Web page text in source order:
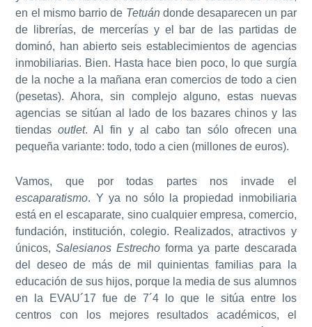
en el mismo barrio de Tetuándonde desaparecen un par
de librerías, de mercerías y el bar de las partidas de
dominó, han abierto seis establecimientos de agencias
inmobiliarias. Bien. Hasta hace bien poco, lo que surgía
de la noche a la mañana eran comercios de todo a cien
(pesetas). Ahora, sin complejo alguno, estas nuevas
agencias se sitúan al lado de los bazares chinos y las
tiendasoutlet. Al fin y al cabo tan sólo ofrecen una
pequeña variante: todo, todo a cien (millones de euros).
Vamos, que por todas partes nos invade el
escaparatismo. Y ya no sólo la propiedad inmobiliaria
está en el escaparate, sino cualquier empresa, comercio,
fundación, institución, colegio. Realizados, atractivos y
únicos,Salesianos Estrecho forma ya parte descarada
del deseo de más de mil quinientas familias para la
educación de sus hijos, porque la media de sus alumnos
en la EVAU´17 fue de 7´4 lo que le sitúa entre los
centros con los mejores resultados académicos, el